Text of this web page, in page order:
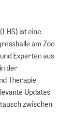
ist eine
am Zoo
Experten aus
der
Therapie
Updates
zwischen